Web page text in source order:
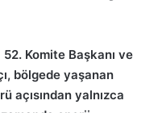
Komite Başkanı ve
bölgede yaşanan
açısından yalnızca